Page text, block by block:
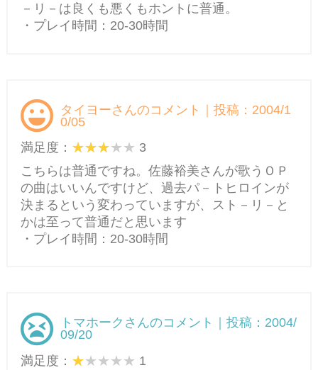
－リ－は良くも悪くもホントに普通。
・プレイ時間：20-30時間
タイヨーさんのコメント｜投稿：2004/1
0/05
満足度：
3
こちらは普通ですね。佐藤裕美さんが歌うＯＰ
の曲はいいんですけど、過去パ－トヒロインが
決まるという変わっていますが、スト－リ－と
かは至って普通だと思います
・プレイ時間：20-30時間
トマホークさんのコメント｜投稿：2004/
09/20
満足度：
1